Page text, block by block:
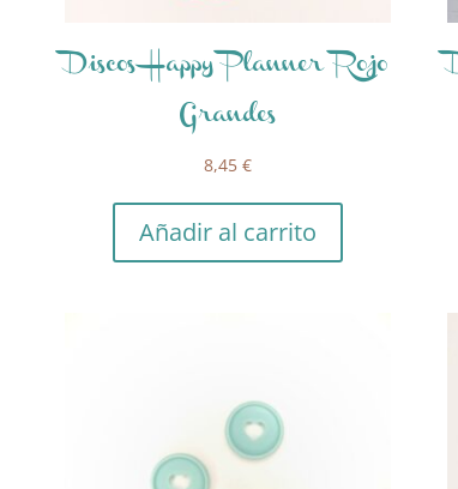
Discos Happy Planner Rojo
Grandes
8,45€
Añadir al carrito